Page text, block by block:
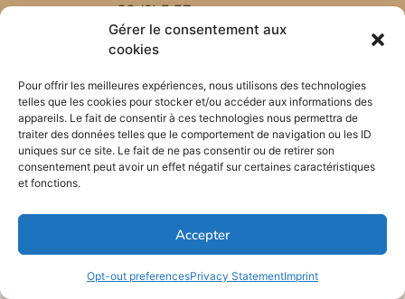
Gérer le consentement aux
cookies
Pour offrir les meilleures expériences, nous utilisons des technologies
telles que les cookies pour stocker et/ou accéder aux informations des
appareils. Le fait de consentir à ces technologies nous permettra de
traiter des données telles que le comportement de navigation ou les ID
uniques sur ce site. Le fait de ne pas consentir ou de retirer son
consentement peut avoir un effet négatif sur certaines caractéristiques
et fonctions.
Accepter
Opt-out preferencesPrivacy StatementImprint
+33 (0) 5 57
53 08 10